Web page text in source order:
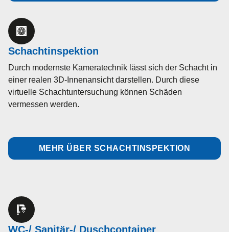
Schachtinspektion
Durch modernste Kameratechnik lässt sich der Schacht in
einer realen 3D-Innenansicht darstellen. Durch diese
virtuelle Schachtuntersuchung können Schäden
vermessen werden.
MEHR ÜBER SCHACHTINSPEKTION
WC-/ Sanitär-/ Duschcontainer